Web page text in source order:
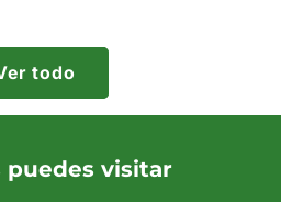
todo
puedes visitar